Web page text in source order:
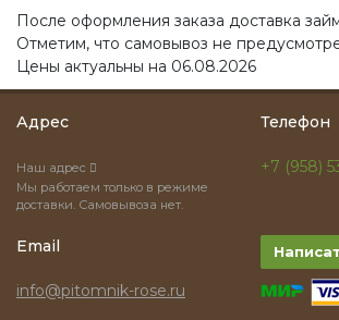
После оформления заказа доставка
Отметим, что самовывоз не
Цены актуальны на 06.08.2026
Адрес
Наш адрес
Мы работаем только в режиме
доставки. Самовывоза нет.
Телефон
+7 (958)
Email
info@pitomnik-rose.ru